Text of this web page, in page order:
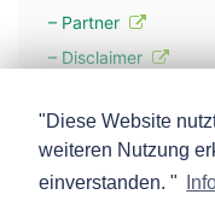
– Partner
– Disclaimer
– Werbung
– Mehr über unsere
"Diese Website
weiteren Nutzung
einverstanden. "